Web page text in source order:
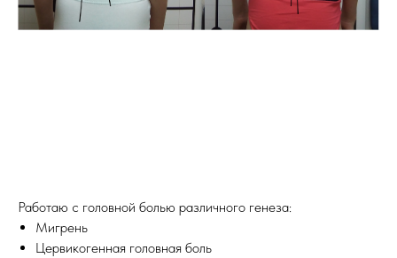
Работаю с головной болью различного генеза:
Мигрень
Цервикогенная головная боль